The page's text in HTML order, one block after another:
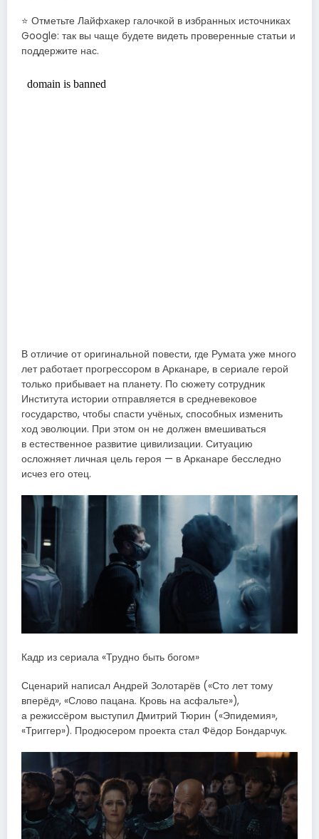
⭐ Отметьте Лайфхакер галочкой в избранных источниках
Google: так вы чаще будете видеть проверенные статьи и
поддержите нас.
В отличие от оригинальной повести, где Румата уже много
лет работает прогрессором в Арканаре, в сериале герой
только прибывает на планету. По сюжету сотрудник
Института истории отправляется в средневековое
государство, чтобы спасти учёных, способных изменить
ход эволюции. При этом он не должен вмешиваться
в естественное развитие цивилизации. Ситуацию
осложняет личная цель героя — в Арканаре бесследно
исчез его отец.
Кадр из сериала «Трудно быть богом»
Сценарий написал Андрей Золотарёв («Сто лет тому
вперёд», «Слово пацана. Кровь на асфальте»),
а режиссёром выступил Дмитрий Тюрин («Эпидемия»,
«Триггер»). Продюсером проекта стал Фёдор Бондарчук.